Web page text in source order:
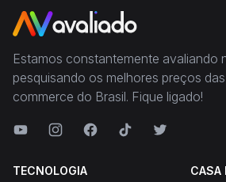
Estamos constantemente avaliando
pesquisando os melhores preços
commerce do Brasil. Fique ligado!
TECNOLOGIA CASA